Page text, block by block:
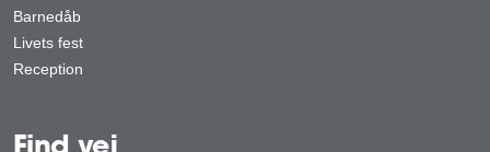
Barnedåb
Livets fest
Reception